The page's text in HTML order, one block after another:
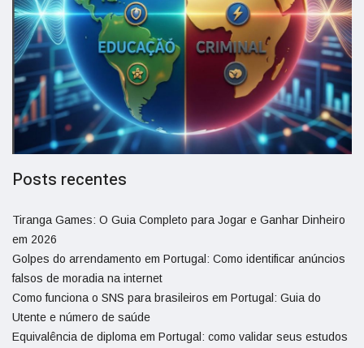
Posts recentes
Tiranga Games: O Guia Completo para Jogar e Ganhar Dinheiro
em 2026
Golpes do arrendamento em Portugal: Como identificar anúncios
falsos de moradia na internet
Como funciona o SNS para brasileiros em Portugal: Guia do
Utente e número de saúde
Equivalência de diploma em Portugal: como validar seus estudos